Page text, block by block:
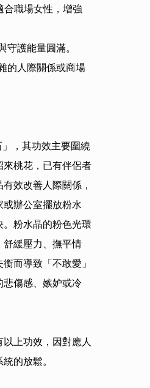
合職場女性，增強
護能量圓滿。
的人際關係或商場
」，其功效主要圍繞
桃花，已有伴侶者
效改善人際關係，
辦公室擺放粉水
粉水晶的粉色光環
緩壓力、撫平情
而導致「不敢愛」
傷感、嫉妒或冷
上功效，因對應人
的放鬆。